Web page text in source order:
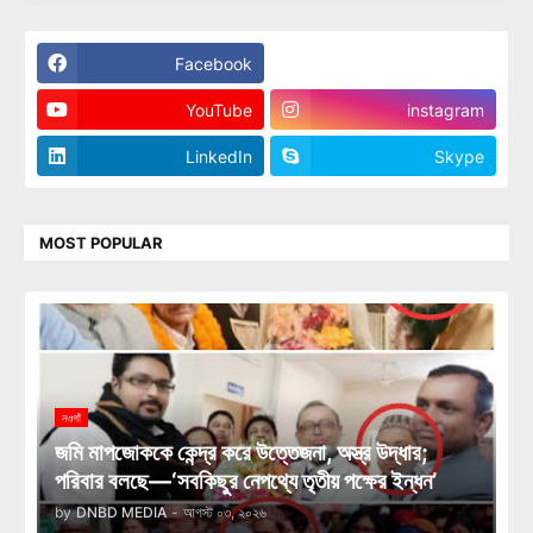
Facebook
YouTube instagram
LinkedIn Skype
MOST POPULAR
নওগাঁ
জমি মাপজোককে কেন্দ্র করে উত্তেজনা, অস্ত্র উদ্ধার;
পরিবার বলছে—‘সবকিছুর নেপথ্যে তৃতীয় পক্ষের ইন্ধন’
by DNBD MEDIA - আগস্ট ০৩, ২০২৬